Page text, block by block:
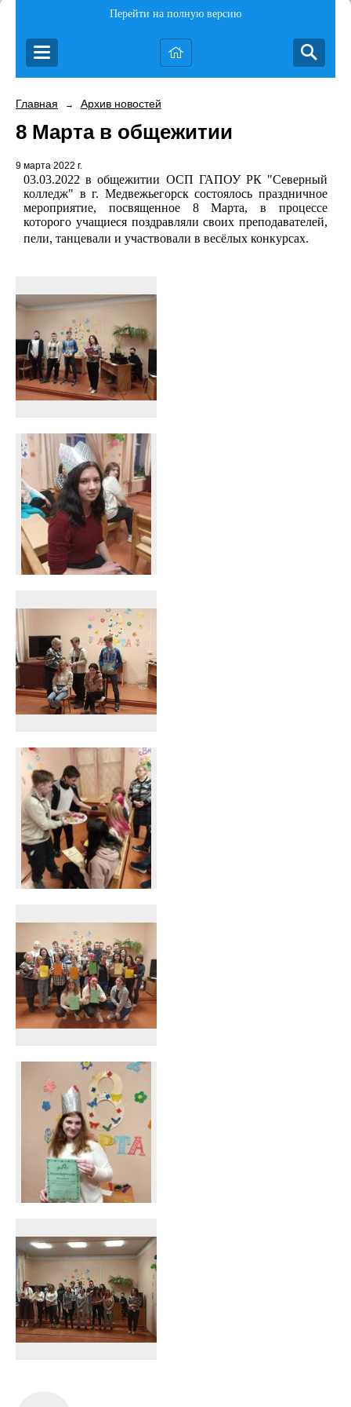
Перейти на полную версию
Главная → Архив новостей
8 Марта в общежитии
9 марта 2022 г.
03.03.2022 в общежитии ОСП ГАПОУ РК "Северный
колледж" в г. Медвежьегорск состоялось праздничное
мероприятие, посвященное 8 Марта, в процессе
которого учащиеся поздравляли своих преподавателей,
пели, танцевали и участвовали в весёлых конкурсах.